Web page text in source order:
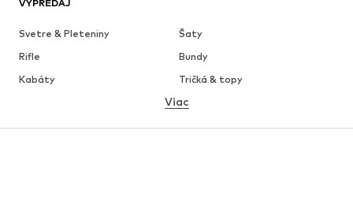
VÝPREDAJ
Svetre & Pleteniny
Šaty
Rifle
Bundy
Kabáty
Tričká & topy
Bielizeň
Sukne
Blúzky & tuniky
Viac